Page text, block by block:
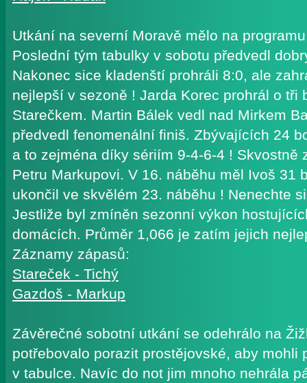
Utkání na severní Moravě mělo na
Poslední tým tabulky v sobotu předvedl
Nakonec sice kladenští prohráli 8:0, ale
nejlepší v sezoně ! Jarda Korec prohrál o tři
Starečkem. Martin Bálek vedl nad Mirkem
předvedl fenomenální finiš. Zbývajících 24
a to zejména díky sériím 9-4-6-4 ! Skvostně
Petru Markupovi. V 16. náběhu měl Ivoš 31
ukončil ve skvělém 23. náběhu ! Nenechte
Jestliže byl zmíněn sezonní výkon
domácích. Průměr 1,066 je zatím jejich
Záznamy zápasů:
Stareček - Tichý
Gazdoš - Markup
Závěrečné sobotní utkání se odehrálo na
potřebovalo porazit prostějovské, aby mohli
v tabulce. Navíc do not jim mnoho nehrála